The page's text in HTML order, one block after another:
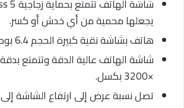
يجعلها محمية من أي خدش أو كسر.
هاتف بشاشة نقية كبيرة الحجم 6.4 بوصة.
×3200 بكسل.
تصل نسبة عرض إلى ارتفاع الشاشة إلى 20:9.